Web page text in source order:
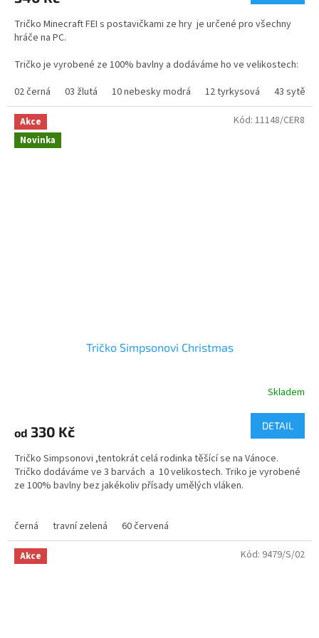
z
5
Tričko Minecraft FEI s postavičkami ze hry je určené pro všechny
hráče na PC.
Tričko je vyrobené ze 100% bavlny a dodáváme ho ve velikostech:
DĚTSKÉ OD 5 LET DO VEL M
gramáž trička Minecraft - 160g
02 černá 03 žlutá 10 nebesky modrá 12 tyrkysová 43 sytě
Akce
Novinka
Tričko Simpsonovi Christmas
je
z
5
hvězdiček.
Skladem
od 330 Kč DETAIL
Tričko Simpsonovi ,tentokrát celá rodinka těšící se na Vánoce.
Tričko dodáváme ve 3 barvách a 10 velikostech. Triko je vyrobené
ze 100% bavlny bez jakékoliv přísady umělých vláken.
střih a stálobarevnost.
Velikosti - dětské i dospělé
černá travní zelená 60 červená
Kód: 11148/CER8
Akce Kód: 9479/S/02